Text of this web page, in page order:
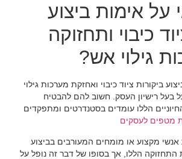
על אימות ביצוע
כיבוי ותחזוקה
גילוי אש?
ביקורות ציוד כיבוי ואחזקת מערכות גילוי
בעל רישיון העסק. חשוב להם להבטיח
הללו עומדים בסטנדרטים ומתפקדים
מטפים לעסקים
אנשי מקצוע או מומחים המעורבים בביצוע
התחזוקה הללו, אך בסופו של דבר זה נופל על